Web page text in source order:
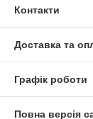
Контакти
Доставка та
Графік роботи
Повна версія